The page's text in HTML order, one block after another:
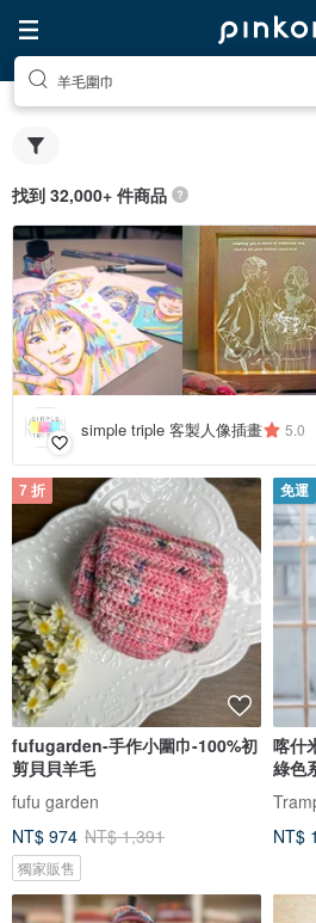
羊毛圍巾
找到 32,000+ 件商品
simple triple 客製人像插畫 5.0
7 折
fufugarden-手作小圍巾-100%初
剪貝貝羊毛
fufu garden
NT$ 974 NT$ 1,391
獨家販售
免運
喀什
綠色
NT$